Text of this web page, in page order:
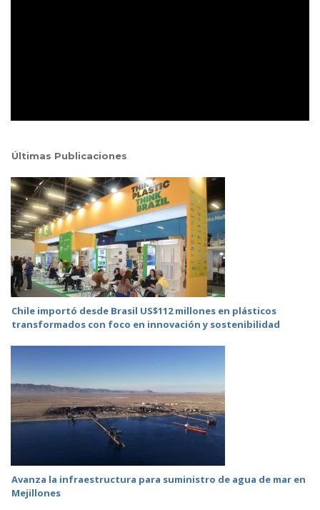
Últimas Publicaciones
Chile importó desde Brasil US$112 millones en plásticos
transformados con foco en innovación y sostenibilidad
Avanza la infraestructura para suministro de agua de mar en
Mejillones